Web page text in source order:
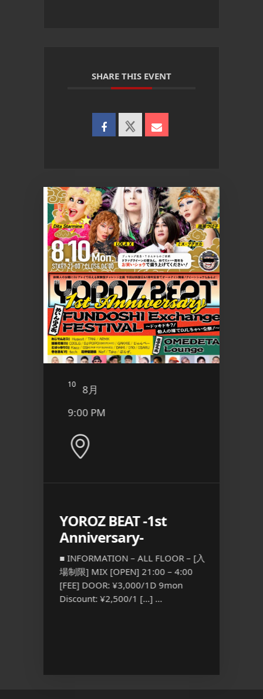
SHARE THIS EVENT
10
8月
9:00 PM
YOROZ BEAT -1st
Anniversary-
■ INFORMATION – ALL FLOOR – [入
場制限] MIX [OPEN] 21:00 – 4:00
[FEE] DOOR: ¥3,000/1D 9mon
Discount: ¥2,500/1 […] ...